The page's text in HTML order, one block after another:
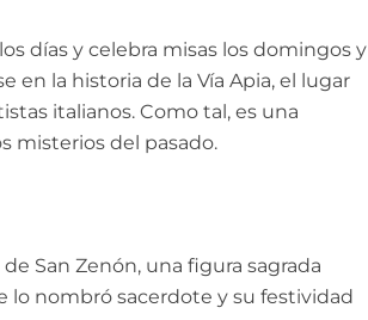
días y celebra misas los domingos y
en la historia de la Vía Apia, el lugar
italianos. Como tal, es una
misterios del pasado.
San Zenón, una figura sagrada
lo nombró sacerdote y su festividad